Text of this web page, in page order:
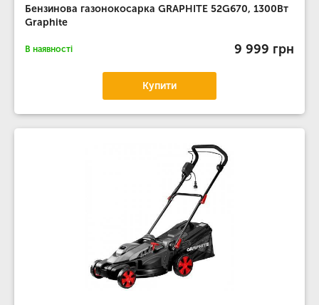
Бензинова газонокосарка GRAPHITE 52G670, 1300Вт
Graphite
В наявності 9 999 грн
Купити